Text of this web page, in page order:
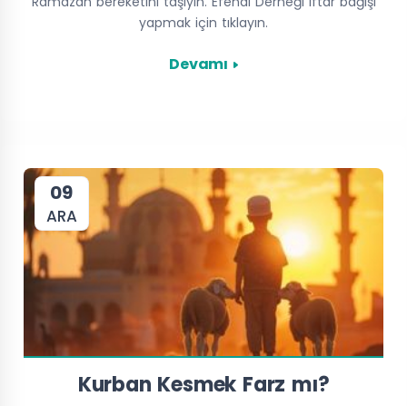
yapmak için tıklayın.
Devamı
09
ARA
Kurban Kesmek Farz mı?